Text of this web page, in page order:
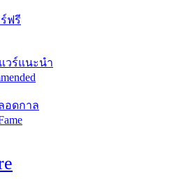
ฟรี
วร์แนะนำ
อดกาล